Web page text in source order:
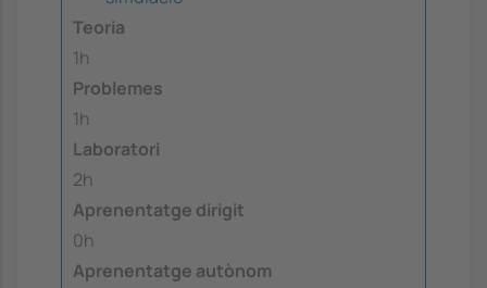
Teoria
1h
Problemes
1h
Laboratori
2h
Aprenentatge dirigit
0h
Aprenentatge autònom